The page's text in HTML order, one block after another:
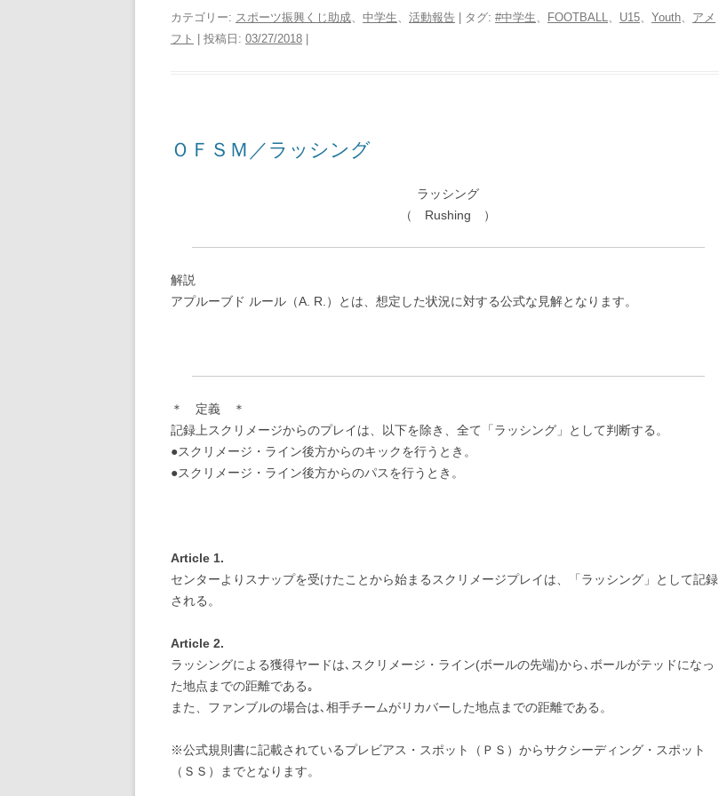
カテゴリー: スポーツ振興くじ助成 中学生 活動報告 | タグ: #中学生 FOOTBALL U15 Youth
アメ
フト | 投稿日: 03/27/2018 |
ＯＦＳＭ／ラッシング
ラッシング
（ Rushing ）
解説
アプルーブド ルール（A. R.）とは、想定した状況に対する公式な見解となります。
＊ 定義 ＊
記録上スクリメージからのプレイは、以下を除き、全て「ラッシング」として判断する。
●スクリメージ・ライン後方からのキックを行うとき。
●スクリメージ・ライン後方からのパスを行うとき。
Article 1.
センターよりスナップを受けたことから始まるスクリメージプレイは、「ラッシング」として記録
される。
Article 2.
ラッシングによる獲得ヤードは､スクリメージ・ライン(ボールの先端)から､ボールがテッドになっ
た地点までの距離である｡
また、ファンブルの場合は､相手チームがリカバーした地点までの距離である。
※公式規則書に記載されているプレビアス・スポット（ＰＳ）からサクシーディング・スポット
（ＳＳ）までとなります。